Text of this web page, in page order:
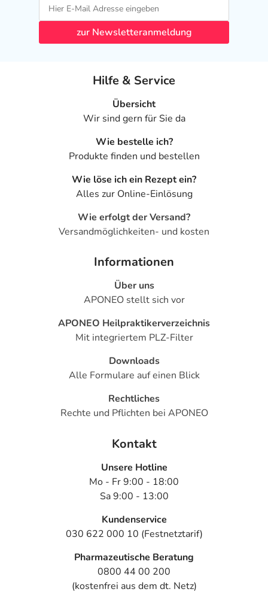
zur Newsletteranmeldung
Hilfe & Service
Übersicht
Wir sind gern für Sie da
Wie bestelle ich?
Produkte finden und bestellen
Wie löse ich ein Rezept ein?
Alles zur Online-Einlösung
Wie erfolgt der Versand?
Versandmöglichkeiten- und kosten
Informationen
Über uns
APONEO stellt sich vor
APONEO Heilpraktikerverzeichnis
Mit integriertem PLZ-Filter
Downloads
Alle Formulare auf einen Blick
Rechtliches
Rechte und Pflichten bei APONEO
Kontakt
Unsere Hotline
Mo - Fr 9:00 - 18:00
Sa 9:00 - 13:00
Kundenservice
030 622 000 10 (Festnetztarif)
Pharmazeutische Beratung
0800 44 00 200
(kostenfrei aus dem dt. Netz)